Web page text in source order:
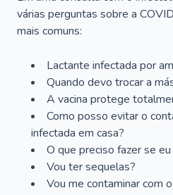
várias perguntas sobre a
mais comuns:
Lactante infectada por
Quando devo trocar a
A vacina protege
Como posso evitar o
infectada em casa?
O que preciso fazer se
Vou ter sequelas?
Vou me contaminar com